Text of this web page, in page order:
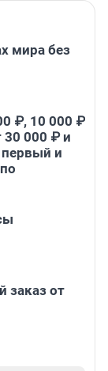
мира без
₽, 10 000 ₽
30 000 ₽ и
и
заказ от